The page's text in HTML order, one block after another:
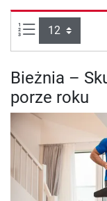
Ilości
Bieżnia –
porze roku